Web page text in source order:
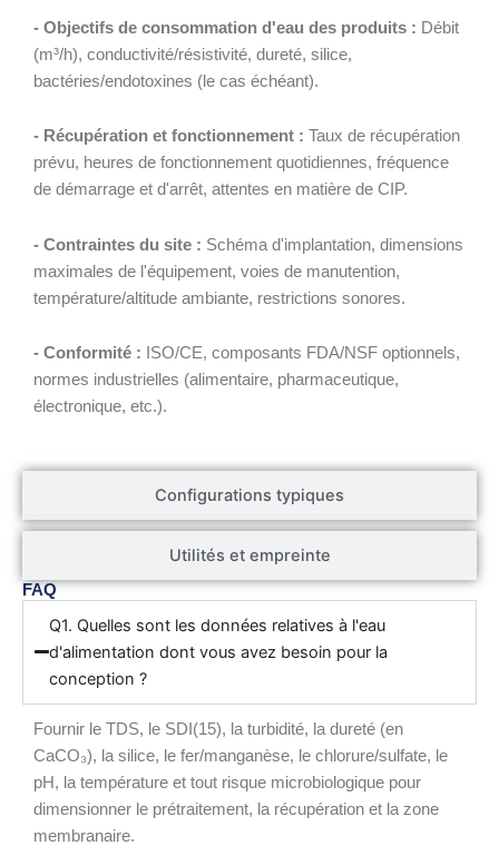
Configurations typiques
Utilités et empreinte
- Objectifs de consommation d'eau des produits : Débit
(m³/h), conductivité/résistivité, dureté, silice,
bactéries/endotoxines (le cas échéant).
- Récupération et fonctionnement : Taux de récupération
prévu, heures de fonctionnement quotidiennes, fréquence
de démarrage et d'arrêt, attentes en matière de CIP.
- Contraintes du site : Schéma d'implantation, dimensions
maximales de l'équipement, voies de manutention,
température/altitude ambiante, restrictions sonores.
- Conformité : ISO/CE, composants FDA/NSF optionnels,
normes industrielles (alimentaire, pharmaceutique,
électronique, etc.).
FAQ
Q1. Quelles sont les données relatives à l'eau
d'alimentation dont vous avez besoin pour la
conception ?
Fournir le TDS, le SDI(15), la turbidité, la dureté (en
CaCO₃), la silice, le fer/manganèse, le chlorure/sulfate, le
pH, la température et tout risque microbiologique pour
dimensionner le prétraitement, la récupération et la zone
membranaire.